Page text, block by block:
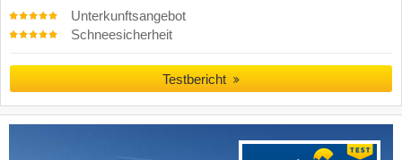
Unterkunftsangebot
Schneesicherheit
Testbericht